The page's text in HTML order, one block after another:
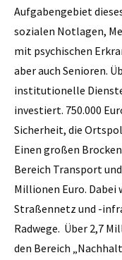
Aufgabengebiet
sozialen Notlagen,
mit psychischen
aber auch Senioren.
institutionelle
investiert. 750.000
Sicherheit, die
Einen großen
Bereich Transport
Millionen Euro. Dabei
Straßennetz und -
Radwege. Über 2,7
den Bereich